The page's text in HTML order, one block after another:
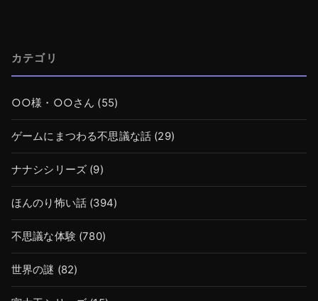
カテゴリ
○○様・○○さん (55)
ゲームにまつわる不思議な話 (29)
ナナシシリーズ (9)
ほんのり怖い話 (394)
不思議な体験 (780)
世界の謎 (82)